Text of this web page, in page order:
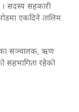
सदस्य सहकारी
एकदिने तालिम
सञ्चालक, ऋण
सहभागिता रहेको